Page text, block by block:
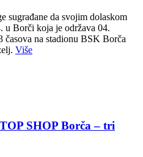
sugrađane da svojim dolaskom
u Borči koja je održava 04.
časova na stadionu BSK Borča
Više
SHOP Borča – tri